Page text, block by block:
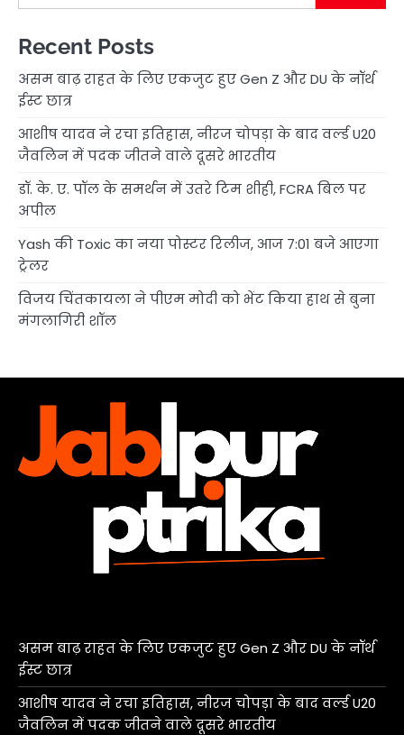
Recent Posts
असम बाढ़ राहत के लिए एकजुट हुए Gen Z और DU के नॉर्थ
ईस्ट छात्र
आशीष यादव ने रचा इतिहास, नीरज चोपड़ा के बाद वर्ल्ड U20
जैवलिन में पदक जीतने वाले दूसरे भारतीय
डॉ. के. ए. पॉल के समर्थन में उतरे टिम शीही, FCRA बिल पर
अपील
Yash की Toxic का नया पोस्टर रिलीज, आज 7:01 बजे आएगा
ट्रेलर
विजय चिंतकायला ने पीएम मोदी को भेंट किया हाथ से बुना
मंगलागिरी शॉल
असम बाढ़ राहत के लिए एकजुट हुए Gen Z और DU के नॉर्थ
ईस्ट छात्र
आशीष यादव ने रचा इतिहास, नीरज चोपड़ा के बाद वर्ल्ड U20
जैवलिन में पदक जीतने वाले दूसरे भारतीय